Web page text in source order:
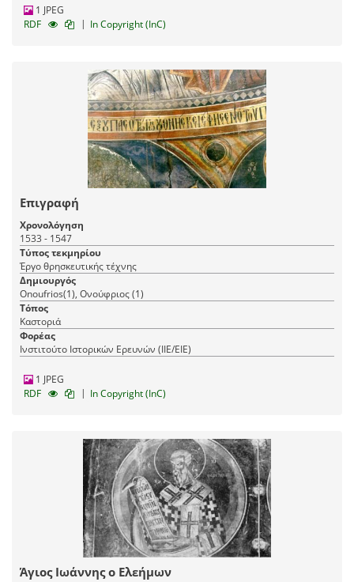
1 JPEG
RDF
| In Copyright (InC)
Επιγραφή
Χρονολόγηση
1533 - 1547
Τύπος τεκμηρίου
Έργο θρησκευτικής τέχνης
Δημιουργός
Onoufrios(1), Ονούφριος (1)
Τόπος
Καστοριά
Φορέας
Ινστιτούτο Ιστορικών Ερευνών (ΙΙΕ/ΕΙΕ)
1 JPEG
RDF
| In Copyright (InC)
Άγιος Ιωάννης ο Ελεήμων